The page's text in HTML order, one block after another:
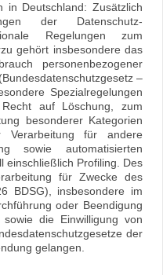
in Deutschland: Zusätzlich
der Datenschutz-
Regelungen zum
gehört insbesondere das
personenbezogener
–
Spezialregelungen
auf Löschung, zum
besonderer Kategorien
Verarbeitung für andere
sowie automatisierten
einschließlich Profiling. Des
für Zwecke des
BDSG), insbesondere im
oder Beendigung
sowie die Einwilligung von
der
gelangen.